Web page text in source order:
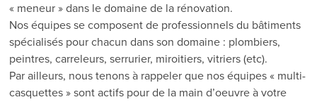
« meneur » dans le domaine de la rénovation.
Nos équipes se composent de professionnels du bâtiments
spécialisés pour chacun dans son domaine : plombiers,
peintres, carreleurs, serrurier, miroitiers, vitriers (etc).
Par ailleurs, nous tenons à rappeler que nos équipes « multi-
casquettes » sont actifs pour de la main d’oeuvre à votre